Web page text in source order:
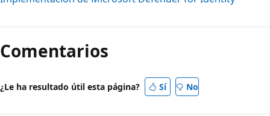
Comentarios
¿Le ha resultado útil esta página? Sí No